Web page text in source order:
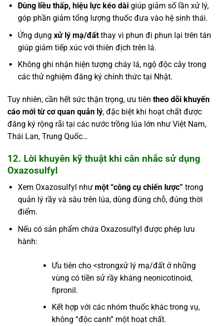
Dùng liều thấp, hiệu lực kéo dàigiúp giảm số lần xử lý,
góp phần giảm tổng lượng thuốc đưa vào hệ sinh thái.
Ứng dụng xử lý mạ/đấtthay vì phun đi phun lại trên tán
giúp giảm tiếp xúc với thiên địch trên lá.
Không ghi nhận hiện tượng cháy lá, ngộ độc cây trong
các thử nghiệm đăng ký chính thức tại Nhật.
Tuy nhiên, cần hết sức thận trọng, ưu tiên theo dõi khuyến
cáo mới từ cơ quan quản lý, đặc biệt khi hoạt chất được
đăng ký rộng rãi tại các nước trồng lúa lớn như Việt Nam,
Thái Lan, Trung Quốc…
12. Lời khuyên kỹ thuật khi cân nhắc sử dụng
Oxazosulfyl
Xem Oxazosulfyl như một “công cụ chiến lược” trong
quản lý rầy và sâu trên lúa, dùng đúng chỗ, đúng thời
điểm.
Nếu có sản phẩm chứa Oxazosulfyl được phép lưu
hành:
Ưu tiên cho <strongxử lý mạ/đất ở những
vùng có tiền sử rầy kháng neonicotinoid,
fipronil.
Kết hợp với các nhóm thuốc khác trong vụ,
không “độc canh” một hoạt chất.